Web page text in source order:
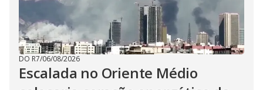
DO R7/06/08/2026
Escalada no Oriente Médio